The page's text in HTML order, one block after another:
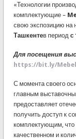
«Технологии
комплектующие –
свою экспозицию на
Ташкентев период с
Для посещения
https://bit.ly/
С момента своего
главным
предоставляет
получить доступ к
комплектующим, что
качественном и